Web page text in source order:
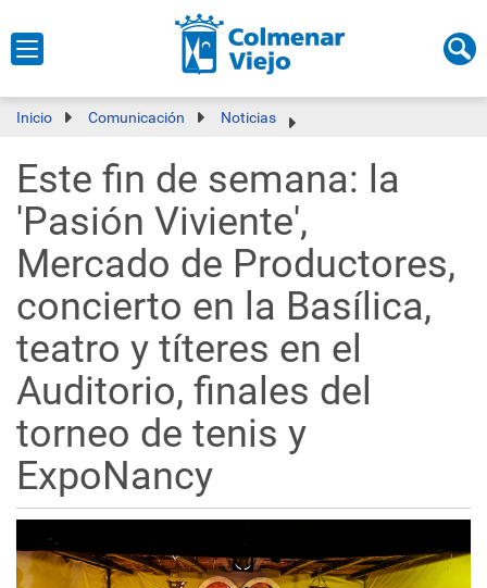
Inicio Comunicación Noticias
Este fin de semana: la
'Pasión Viviente',
Mercado de Productores,
concierto en la Basílica,
teatro y títeres en el
Auditorio, finales del
torneo de tenis y
ExpoNancy